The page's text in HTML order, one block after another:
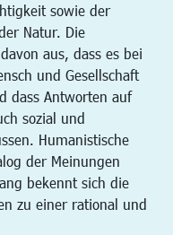
sowie der
Natur. Die
aus, dass es bei
und Gesellschaft
dass Antworten auf
sozial und
Humanistische
der Meinungen
bekennt sich die
zu einer rational und